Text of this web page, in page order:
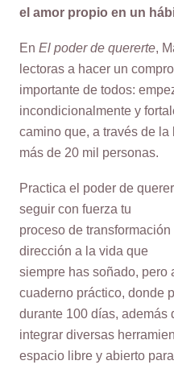
el amor propio en un
En El poder de quererte,
lectoras a hacer un
importante de todos:
incondicionalmente y
camino que, a través de
más de 20 mil personas.
Practica el poder de
seguir con fuerza tu
proceso de
dirección a la vida que
siempre has soñado, pero
cuaderno práctico, donde
durante 100 días, además
integrar diversas
espacio libre y abierto